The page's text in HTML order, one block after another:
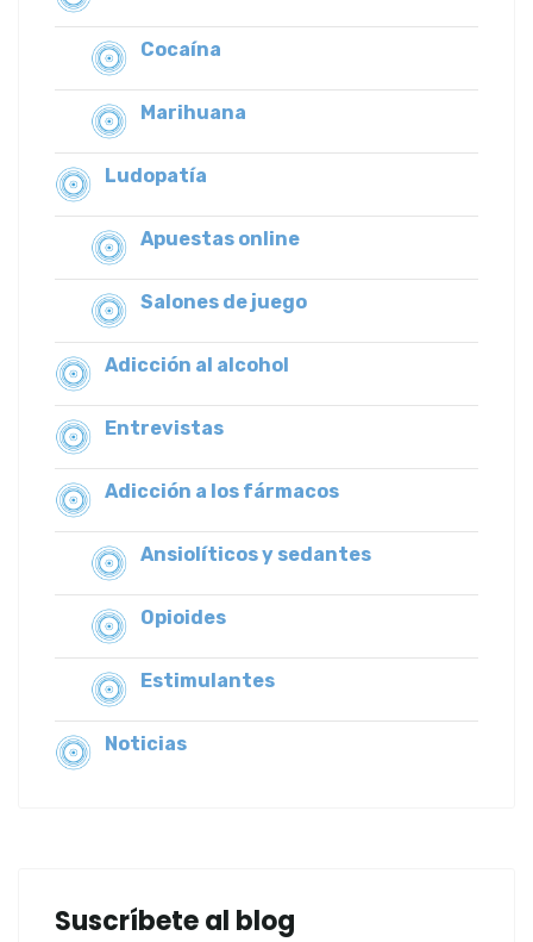
Cocaína
Marihuana
Ludopatía
Apuestas online
Salones de juego
Adicción al alcohol
Entrevistas
Adicción a los fármacos
Ansiolíticos y sedantes
Opioides
Estimulantes
Noticias
Suscríbete al blog